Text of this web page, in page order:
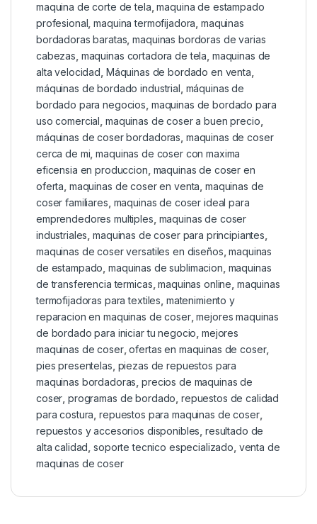
maquina de corte de tela ,maquina de estampado
profesional ,maquina termofijadora maquinas
bordadoras baratas ,maquinas bordoras de varias
cabezas maquinas cortadora de tela maquinas de
alta velocidad Máquinas de bordado en venta
máquinas de bordado industrial máquinas de
bordado para negocios maquinas de bordado para
uso comercial maquinas de coser a buen precio
máquinas de coser bordadoras maquinas de coser
cerca de mi ,maquinas de coser con maxima
eficensia en produccion maquinas de coser en
oferta maquinas de coser en venta ,maquinas de
coser familiares maquinas de coser ideal para
emprendedores multiples maquinas de coser
industriales ,maquinas de coser para principiantes
maquinas de coser versatiles en diseños ,maquinas
de estampado ,maquinas de sublimacion maquinas
de transferencia termicas ,maquinas online maquinas
termofijadoras para textiles matenimiento y
reparacion en maquinas de coser,mejores maquinas
de bordado para iniciar tu negocio mejores
maquinas de coser,ofertas en maquinas de coser,
pies presentelas piezas de repuestos para
maquinas bordadoras ,precios de maquinas de
coser ,programas de bordado repuestos de calidad
para costura ,repuestos para maquinas de coser,
repuestos y accesorios disponibles resultado de
alta calidad ,soporte tecnico especializado venta de
maquinas de coser